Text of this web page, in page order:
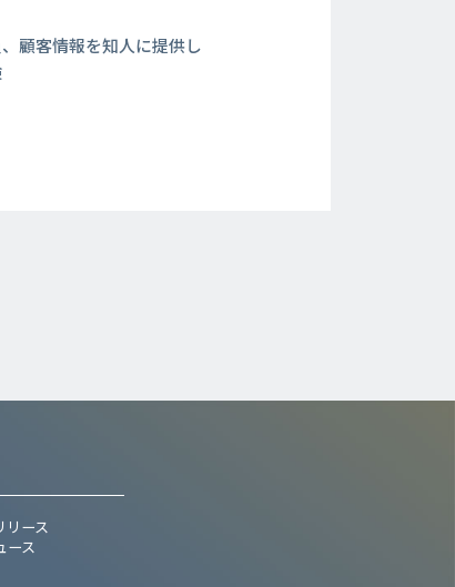
顧客情報を知人に提供し
リース
ース